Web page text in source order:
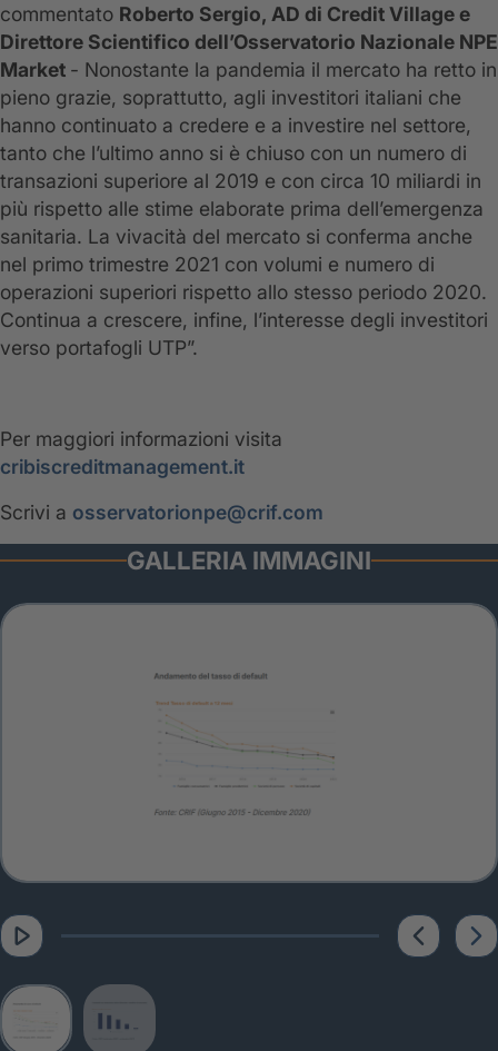
commentato Roberto Sergio, AD di Credit Village e
Direttore Scientifico dell’Osservatorio Nazionale NPE
Market - Nonostante la pandemia il mercato ha retto in
pieno grazie, soprattutto, agli investitori italiani che
hanno continuato a credere e a investire nel settore,
tanto che l’ultimo anno si è chiuso con un numero di
transazioni superiore al 2019 e con circa 10 miliardi in
più rispetto alle stime elaborate prima dell’emergenza
sanitaria. La vivacità del mercato si conferma anche
nel primo trimestre 2021 con volumi e numero di
operazioni superiori rispetto allo stesso periodo 2020.
Continua a crescere, infine, l’interesse degli investitori
verso portafogli UTP”.
Per maggiori informazioni visita
cribiscreditmanagement.it
Scrivi a osservatorionpe@crif.com
GALLERIA IMMAGINI